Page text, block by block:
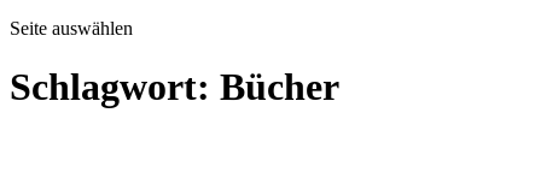
Seite auswählen
Schlagwort: Bücher